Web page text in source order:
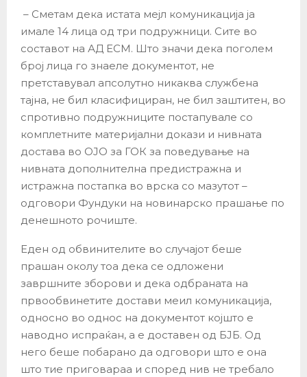
​ – Сметам дека истата мејл комуникација ја
имале 14 лица од три подружници. Сите во
составот на АД ЕСМ. Што значи дека поголем
број лица го знаеле документот, не
претставувал апсолутно никаква службена
тајна, не бил класифициран, не бил заштитен, во
спротивно подружниците постапувале со
комплетните материјални докази и нивната
достава во ОЈО за ГОК за поведување на
нивната дополнителна предистражна и
истражна постапка во врска со мазутот –
одговори Фундуки на новинарско прашање по
денешното рочиште.
Еден од обвинителите во случајот беше
прашан околу тоа дека се одложени
завршните зборови и дека одбраната на
првообвинетите достави меил комуникација,
односно во однос на документот којшто е
наводно испраќан, а е доставен од БЈБ. Од
него беше побарано да одговори што е она
што тие приговараа и според нив не требало